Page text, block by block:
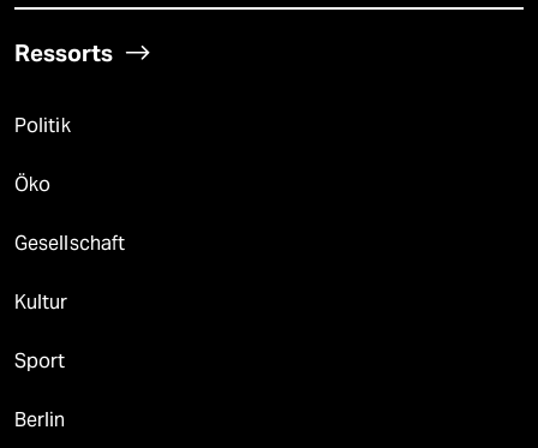
Ressorts
Politik
Öko
Gesellschaft
Kultur
Sport
Berlin